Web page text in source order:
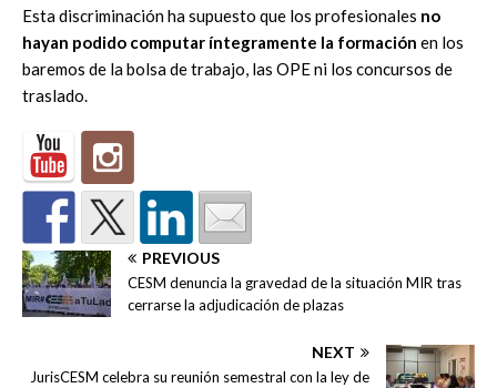
Esta discriminación ha supuesto que los profesionales no
hayan podido computar íntegramente la formación en los
baremos de la bolsa de trabajo, las OPE ni los concursos de
traslado.
PREVIOUS
CESM denuncia la gravedad de la situación MIR tras
cerrarse la adjudicación de plazas
NEXT
JurisCESM celebra su reunión semestral con la ley de